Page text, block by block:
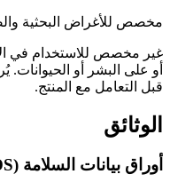
مخصص للأغراض البحثية
غير مخصص للاستخدام في
أو على البشر أو
قبل التعامل مع المنتج.
الوثائق
أوراق بيانات السلامة (SDS)